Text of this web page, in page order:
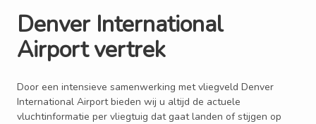
Denver International
Airport vertrek
Door een intensieve samenwerking met vliegveld Denver
International Airport bieden wij u altijd de actuele
vluchtinformatie per vliegtuig dat gaat landen of stijgen op